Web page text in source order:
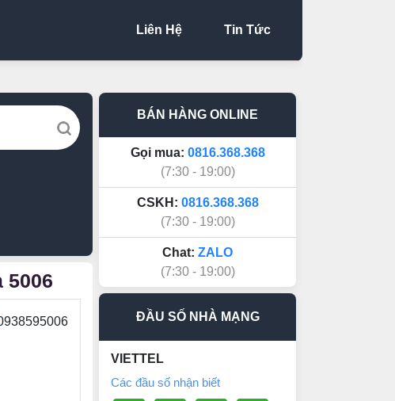
Liên Hệ Tin Tức
5006
BÁN HÀNG ONLINE
Gọi mua: 0816.368.368
(7:30 - 19:00)
CSKH: 0816.368.368
(7:30 - 19:00)
Chat: ZALO
(7:30 - 19:00)
ĐẦU SỐ NHÀ MẠNG
VIETTEL
Các đầu số nhận biết